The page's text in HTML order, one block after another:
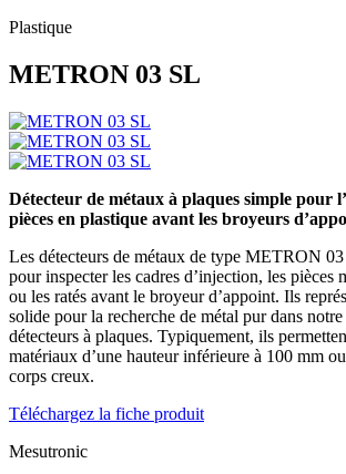
Plastique
METRON 03 SL
Détecteur de métaux à plaques simple pour
pièces en plastique avant les broyeurs
Les détecteurs de métaux de type METRON
pour inspecter les cadres d’injection, les pièces
ou les ratés avant le broyeur d’appoint. Ils
solide pour la recherche de métal pur dans
détecteurs à plaques. Typiquement, ils
matériaux d’une hauteur inférieure à 100 mm
corps creux.
Téléchargez la fiche produit
Mesutronic